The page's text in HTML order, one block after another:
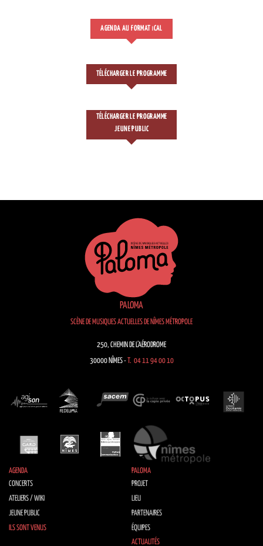
AGENDA AU FORMAT CAL
TÉLÉCHARGER LE PROGRAMME
TÉLÉCHARGER LE PROGRAMME
JEUNE PUBLIC
PALOMA
SCÈNE DE MUSIQUES ACTUELLES DE NÎMES MÉTROPOLE
250, CHEMIN DE L’AÉRODROME
30000 NÎMES - T. 04 11 94 00 10
AGENDA
CONCERTS
ATELIERS / WIKI
JEUNE PUBLIC
ILS SONT VENUS
PALOMA
PROJET
LIEU
PARTENAIRES
ÉQUIPES
ACTUALITÉS